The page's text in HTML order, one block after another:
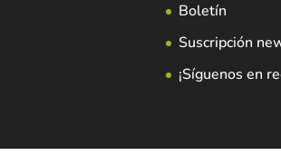
Boletín
Suscripción
¡Síguenos en